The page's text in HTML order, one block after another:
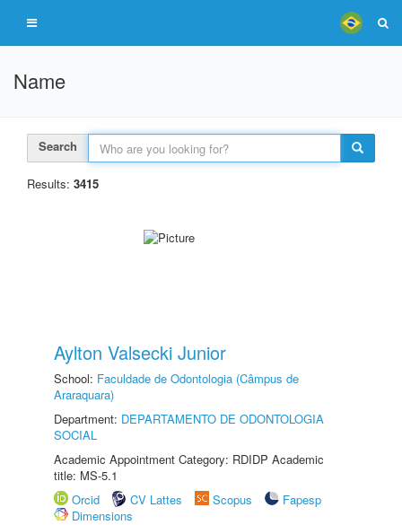
Name
Search
Results: 3415
Aylton Valsecki Junior
School: Faculdade de Odontologia (Câmpus de
Araraquara)
Department: DEPARTAMENTO DE ODONTOLOGIA
SOCIAL
Academic Appointment Category: RDIDP Academic
title: MS-5.1
Orcid
CV Lattes Scopus
Fapesp
Dimensions